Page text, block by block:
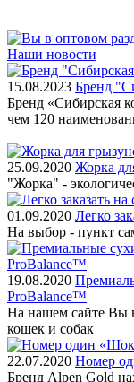
Наши новости
15.08.2023 Бренд
Бренд «Сибирская
чем 120
25.09.2020 Жорка
"Жорка" -
01.09.2020 Легко
На выбор - пункт
19.08.2020
ProBalance™
На нашем сайте Вы
кошек и собак
22.07.2020 Номер
Бренд Alpen Gold